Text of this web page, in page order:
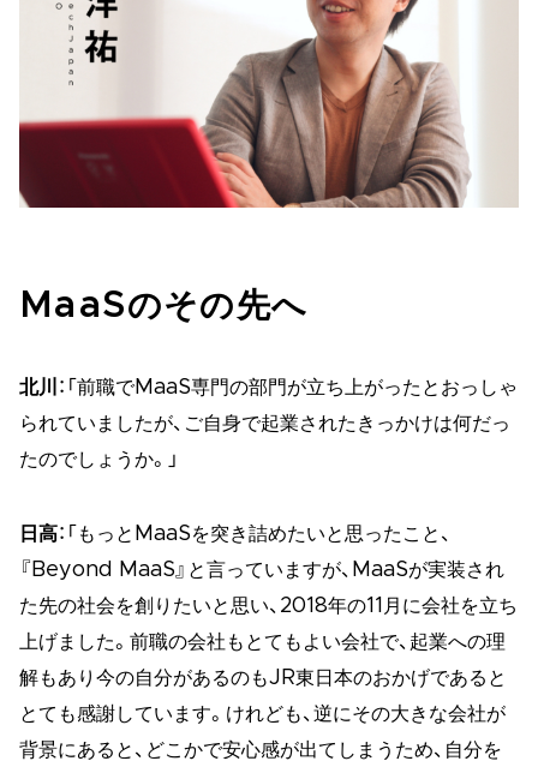
MaaSのその先へ
北川 ：「前職でMaaS専門の部門が立ち上がったとおっしゃ
られていましたが、ご自身で起業されたきっかけは何だっ
たのでしょうか。」
日高：「もっとMaaSを突き詰めたいと思ったこと、
『Beyond MaaS』と言っていますが、MaaSが実装され
た先の社会を創りたいと思い、2018年の11月に会社を立ち
上げました。前職の会社もとてもよい会社で、起業への理
解もあり今の自分があるのもJR東日本のおかげであると
とても感謝しています。けれども、逆にその大きな会社が
背景にあると、どこかで安心感が出てしまうため、自分を